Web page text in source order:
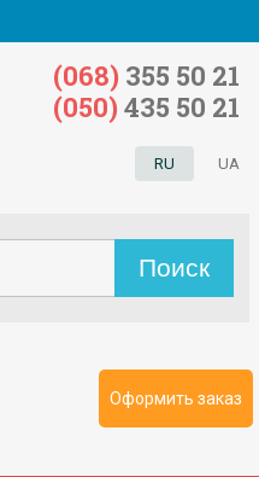
Оформить заказ
RU UA
(068) 355 50 21
(050) 435 50 21